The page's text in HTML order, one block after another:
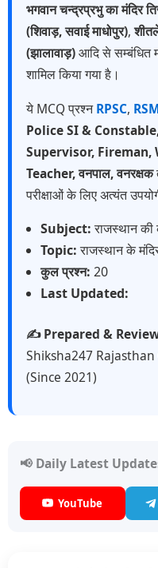
भगवान चन्द्रप्रभु का मंदिर
(शिवाड़, सवाई माधोपुर),
(झालावाड़)आदि से सम्बंधित
शामिल किया गया है।
ये MCQ प्रश्नRPSC,
Police SI &
Supervisor, Fireman,
Teacher, वनपाल, वनरक्षक
परीक्षाओं के लिए अत्यंत
Subject:राजस्थान
Topic:राजस्थान के
कुल प्रश्न: 20
Last Updated:
✍️ Prepared &
Shiksha247 Rajasthan
(Since 2021)
📢 Daily Latest
YouTube